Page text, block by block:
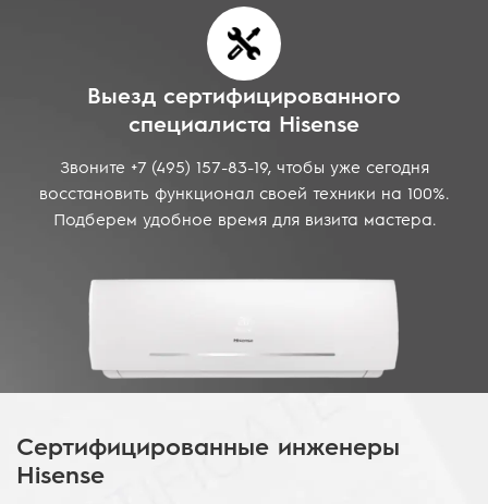
Выезд сертифицированного
специалиста Hisense
Звоните +7 (495) 157-83-19, чтобы уже сегодня
восстановить функционал своей техники на 100%.
Подберем удобное время для визита мастера.
Сертифицированные инженеры
Hisense